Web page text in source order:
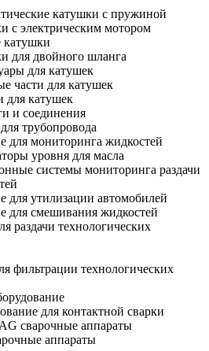
катушки с пружиной
с электрическим мотором
катушки
для двойного шланга
для катушек
части для катушек
для катушек
и соединения
трубопровода
для мониторинга жидкостей
уровня для масла
системы мониторинга раздачи
для утилизации автомобилей
для смешивания жидкостей
раздачи технологических
фильтрации технологических
для контактной сварки
сварочные аппараты
аппараты